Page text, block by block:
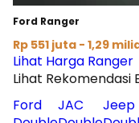
Ford Ranger
Rp 551 juta - 1,29
Lihat Harga Ranger
Lihat Rekomendasi
Ford
JAC
Jeep